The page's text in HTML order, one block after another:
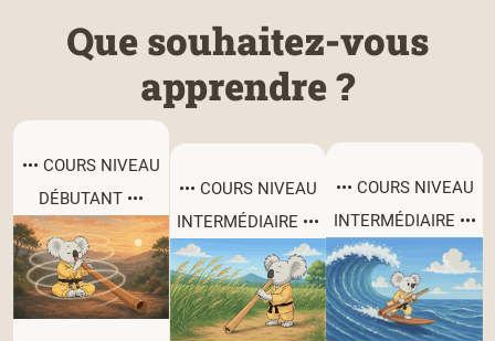
Que souhaitez-vous
apprendre ?
••• COURS NIVEAU
DÉBUTANT •••
••• COURS NIVEAU
INTERMÉDIAIRE •••
••• COURS NIVEAU
INTERMÉDIAIRE •••